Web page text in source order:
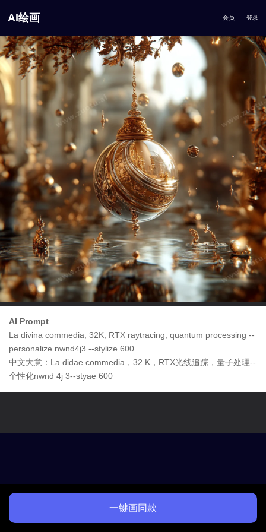
AI绘画 会员 登录
AI Prompt
La divina commedia, 32K, RTX raytracing, quantum processing --
personalize nwnd4j3 --stylize 600
中文大意：La didae commedia，32 K，RTX光线追踪，量子处理--
个性化nwnd 4j 3--styae 600
一键画同款